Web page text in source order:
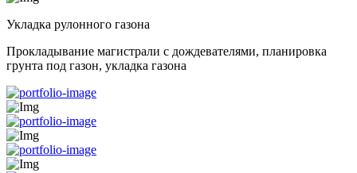
Укладка рулонного газона
Прокладывание магистрали с дождевателями, планировка
грунта под газон, укладка газона